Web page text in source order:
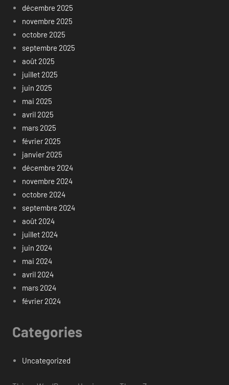
décembre 2025
novembre 2025
octobre 2025
septembre 2025
août 2025
juillet 2025
juin 2025
mai 2025
avril 2025
mars 2025
février 2025
janvier 2025
décembre 2024
novembre 2024
octobre 2024
septembre 2024
août 2024
juillet 2024
juin 2024
mai 2024
avril 2024
mars 2024
février 2024
Categories
Uncategorized